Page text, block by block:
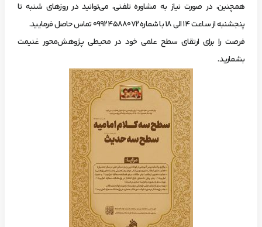
همچنین، در صورت نیاز به مشاوره تلفنی، می‌توانید در روزهای شنبه تا
پنجشنبه از ساعت ۱۴ الی ۱۸ با شماره ۰۹۹۲۴۵۸۸۰۷۲ تماس حاصل فرمایید.
فرصت را برای ارتقای سطح علمی خود در محیطی پژوهش‌محور غنیمت
بشمارید.